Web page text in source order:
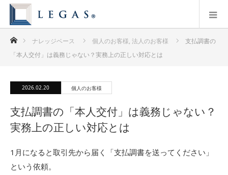
ホームナレッジベース 個人のお客様, 法人のお客様
支払調書の
「本人交付」は義務じゃない？実務上の正しい対応とは
2026.02.20 個人のお客様
支払調書の「本人交付」は義務じゃない？
実務上の正しい対応とは
1月になると取引先から届く「支払調書を送ってください」
という依頼。